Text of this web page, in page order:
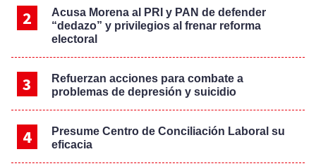
Acusa Morena al PRI y PAN de defender
“dedazo” y privilegios al frenar reforma
electoral
Refuerzan acciones para combate a
problemas de depresión y suicidio
Presume Centro de Conciliación Laboral su
eficacia